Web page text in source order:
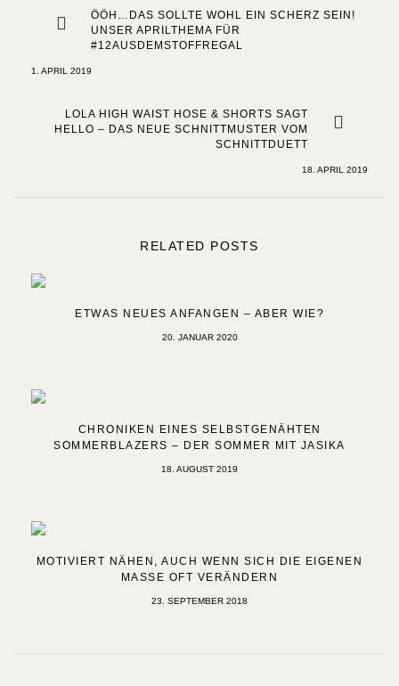
ÖÖH…DAS SOLLTE WOHL EIN SCHERZ SEIN!
UNSER APRILTHEMA FÜR
#12AUSDEMSTOFFREGAL
1. APRIL 2019
LOLA HIGH WAIST HOSE & SHORTS SAGT
HELLO – DAS NEUE SCHNITTMUSTER VOM
SCHNITTDUETT
18. APRIL 2019
RELATED POSTS
ETWAS NEUES ANFANGEN – ABER WIE?
20. JANUAR 2020
CHRONIKEN EINES SELBSTGENÄHTEN
SOMMERBLAZERS – DER SOMMER MIT JASIKA
18. AUGUST 2019
MOTIVIERT NÄHEN, AUCH WENN SICH DIE EIGENEN
MASSE OFT VERÄNDERN
23. SEPTEMBER 2018